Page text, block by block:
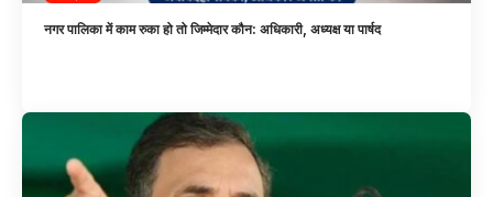
नगर पालिका में काम रुका हो तो जिम्मेदार कौन: अधिकारी, अध्यक्ष या पार्षद